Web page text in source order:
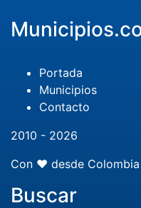
Portada
Municipios
Contacto
2010 - 2026
Con ❤️ desde Colombia
Buscar